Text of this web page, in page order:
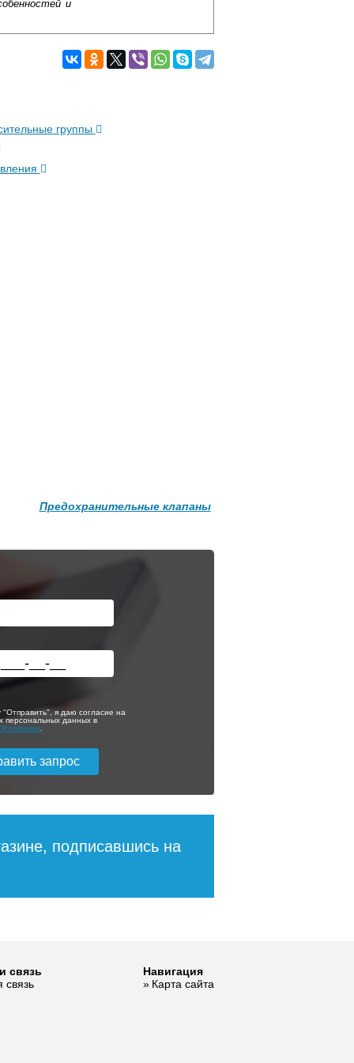
и
группы
Предохранительные клапаны
428
Редуктор давления
вн 3/4 с выходом
под манометр
Подробнее
1
"Отправить", я даю согласие на
персональных данных в
Условиями
подписавшись на
связь
связь
Навигация
Карта сайта